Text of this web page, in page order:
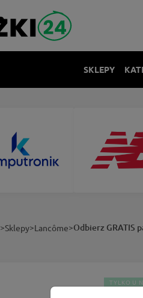
SKLEPY
>Sklepy>Lancôme>Odbierz GRATIS
TYLKO U